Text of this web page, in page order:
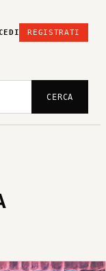
REGISTRATI
CERCA